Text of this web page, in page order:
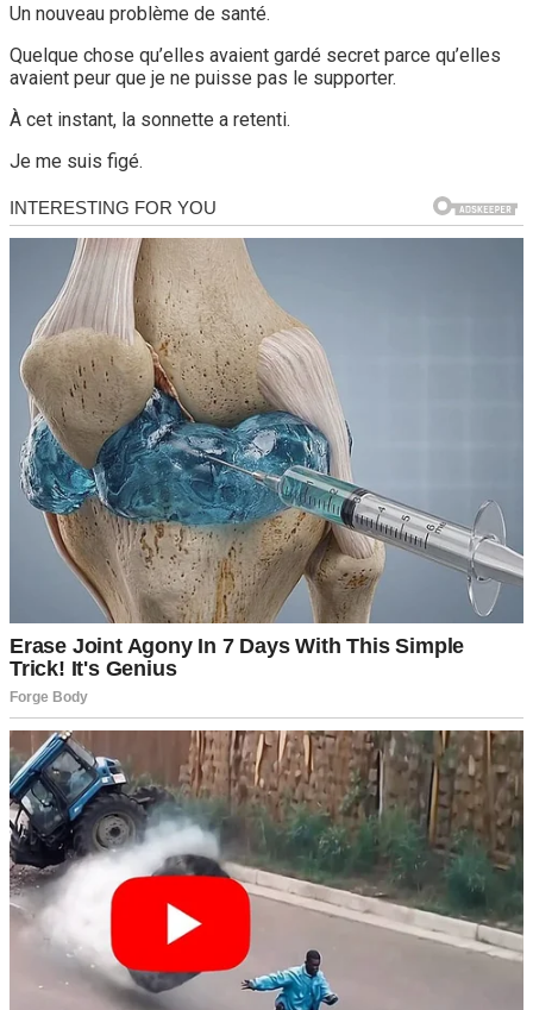
Un nouveau problème de santé.
Quelque chose qu’elles avaient gardé secret parce qu’elles
avaient peur que je ne puisse pas le supporter.
À cet instant, la sonnette a retenti.
Je me suis figé.